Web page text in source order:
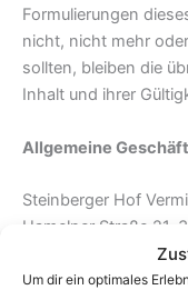
Um dir ein optimales
Formulierungen
nicht, nicht mehr
sollten, bleiben die
Inhalt und ihrer
Allgemeine
Steinberger Hof
Hamelner Straße 21,
Geschäftsführerin: